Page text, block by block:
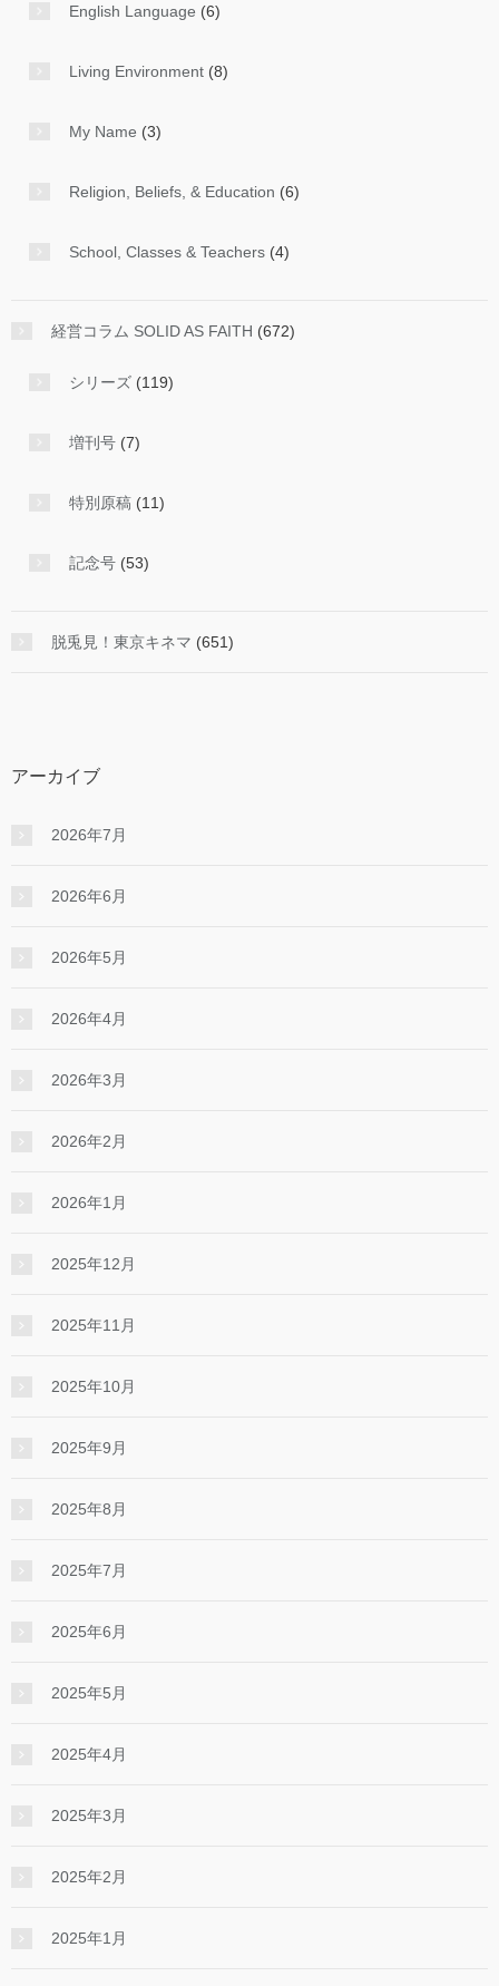
English Language (6)
Living Environment (8)
My Name (3)
Religion, Beliefs, & Education (6)
School, Classes & Teachers (4)
経営コラム SOLID AS FAITH (672)
シリーズ (119)
増刊号 (7)
特別原稿 (11)
記念号 (53)
脱兎見！東京キネマ (651)
アーカイブ
2026年7月
2026年6月
2026年5月
2026年4月
2026年3月
2026年2月
2026年1月
2025年12月
2025年11月
2025年10月
2025年9月
2025年8月
2025年7月
2025年6月
2025年5月
2025年4月
2025年3月
2025年2月
2025年1月